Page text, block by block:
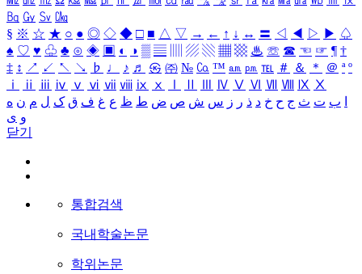
㏃ ㏉ ㏜ ㏆
§ ※ ☆ ★ ○ ● ◎ ◇ ◆ □ ■ △ ▽ → ← ↑ ↓ ↔ 〓 ◁ ◀ ▷ ▶ ♤
♠ ♡ ♥ ♧ ♣ ⊙ ◈ ▣ ◐ ◑ ▒ ▤ ▨ ▧ ▦ ▩ ♨ ☏ ☎ ☜ ☞ ¶ †
‡ ↕ ↗ ↙ ↖ ↘ ♭ ♩ ♪ ♬ ㉿ ㈜ № ㏇ ™ ㏂ ㏘ ℡ ＃ ＆ ＊ ＠ ª º
ⅰ
ⅱ ⅲ ⅳ ⅴ ⅵ ⅶ ⅷ ⅸ ⅹ Ⅳ Ⅴ Ⅵ Ⅶ Ⅷ Ⅸ Ⅹ
ب ت ث ج ح خ د ذ ر ز س ش ص ض ط ظ ع غ ف ق ک ل م ن ه
و ی
닫기
통합검색
국내학술논문
학위논문